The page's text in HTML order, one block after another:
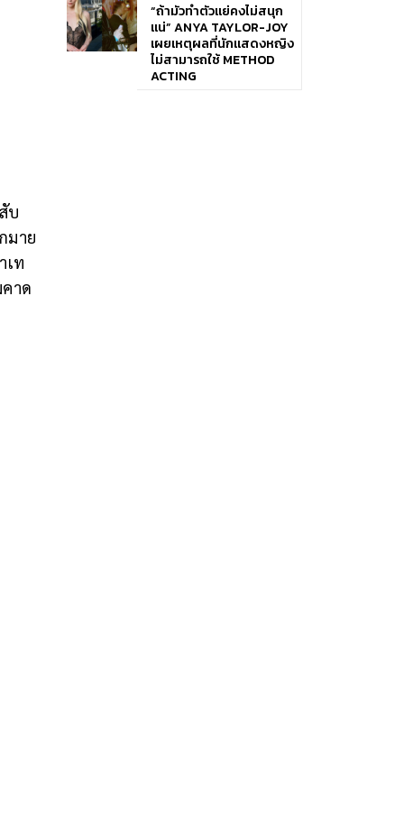
บ
มาย
เท
าด
“ถ้ามัวทำตัวแย่คงไม่สนุก
แน่” ANYA TAYLOR-JOY
เผยเหตุผลที่นักแสดงหญิง
ไม่สามารถใช้ METHOD
ACTING